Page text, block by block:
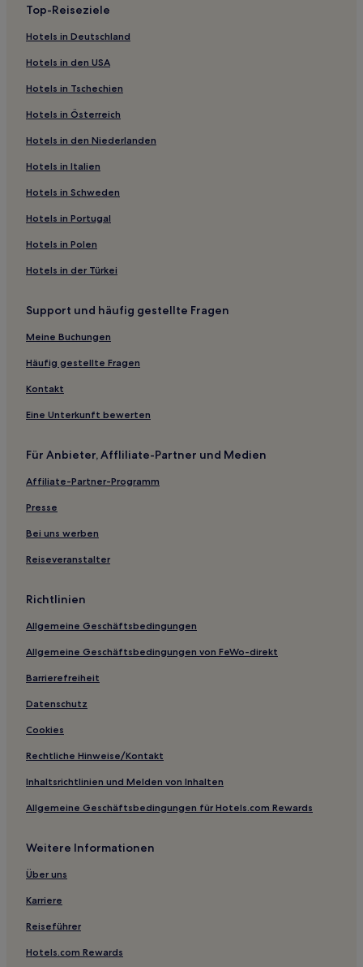
Top-Reiseziele
Hotels in Deutschland
Hotels in den USA
Hotels in Tschechien
Hotels in Österreich
Hotels in den Niederlanden
Hotels in Italien
Hotels in Schweden
Hotels in Portugal
Hotels in Polen
Hotels in der Türkei
Support und häufig gestellte Fragen
Meine Buchungen
Häufig gestellte Fragen
Kontakt
Eine Unterkunft bewerten
Für Anbieter, Affliliate-Partner und Medien
Affiliate-Partner-Programm
Presse
Bei uns werben
Reiseveranstalter
Richtlinien
Allgemeine Geschäftsbedingungen
Allgemeine Geschäftsbedingungen von FeWo-direkt
Barrierefreiheit
Datenschutz
Cookies
Rechtliche Hinweise/Kontakt
Inhaltsrichtlinien und Melden von Inhalten
Allgemeine Geschäftsbedingungen für Hotels.com Rewards
Weitere Informationen
Über uns
Karriere
Reiseführer
Hotels.com Rewards